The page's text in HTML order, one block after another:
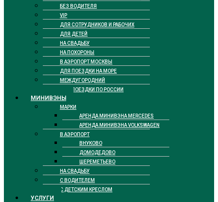
БЕЗ ВОДИТЕЛЯ
VIP
ДЛЯ СОТРУДНИКОВ И РАБОЧИХ
ДЛЯ ДЕТЕЙ
НА СВАДЬБУ
НА ПОХОРОНЫ
В АЭРОПОРТ МОСКВЫ
ДЛЯ ПОЕЗДКИ НА МОРЕ
МЕЖДУГОРОДНИЙ
ДЛЯ ПОЕЗДКИ ПО РОССИИ
МИНИВЭНЫ
МАРКИ
АРЕНДА МИНИВЭНА MERCEDES
АРЕНДА МИНИВЭНА VOLKSWAGEN
В АЭРОПОРТ
ВНУКОВО
ДОМОДЕДОВО
ШЕРЕМЕТЬЕВО
НА СВАДЬБУ
С ВОДИТЕЛЕМ
С ДЕТСКИМ КРЕСЛОМ
УСЛУГИ